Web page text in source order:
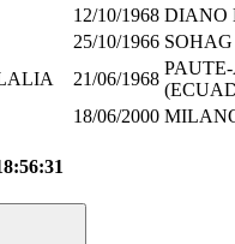
12/10/1968 DIANO
25/10/1966
21/06/1968
18/06/2000